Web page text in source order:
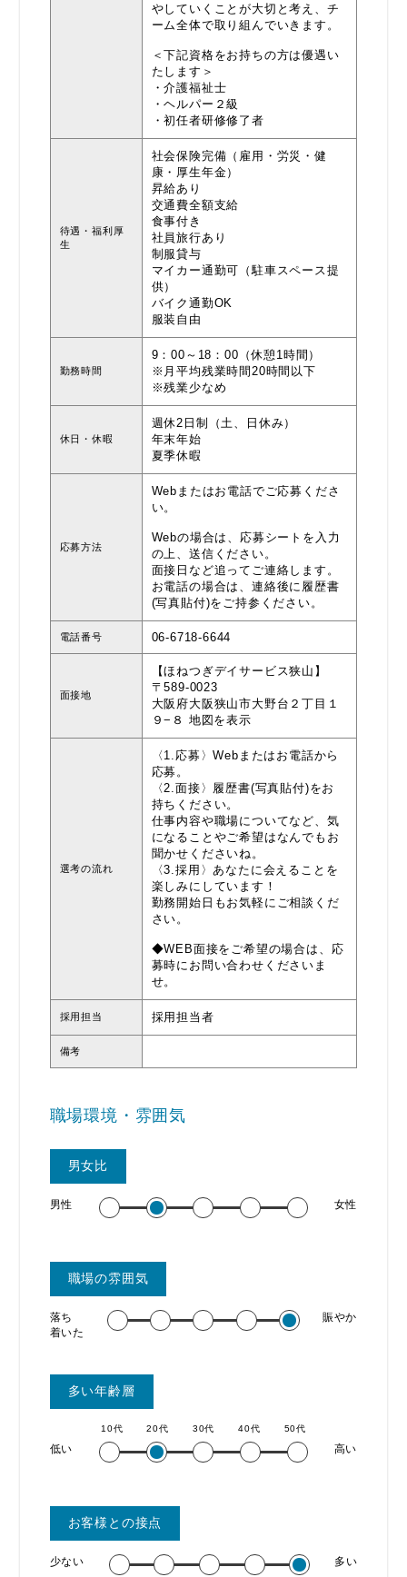
やしていくことが大切と考え、チ
ーム全体で取り組んでいきます。
＜下記資格をお持ちの方は優遇い
たします＞
・介護福祉士
・ヘルパー２級
・初任者研修修了者
待遇・福利厚
生
社会保険完備（雇用・労災・健
康・厚生年金）
昇給あり
交通費全額支給
食事付き
社員旅行あり
制服貸与
マイカー通勤可（駐車スペース提
供）
バイク通勤OK
服装自由
勤務時間
9：00～18：00（休憩1時間）
※月平均残業時間20時間以下
※残業少なめ
休日・休暇
週休2日制（土、日休み）
年末年始
夏季休暇
応募方法
Webまたはお電話でご応募くださ
い。
Webの場合は、応募シートを入力
の上、送信ください。
面接日など追ってご連絡します。
お電話の場合は、連絡後に履歴書
(写真貼付)をご持参ください。
電話番号 06-6718-6644
面接地
【ほねつぎデイサービス狭山】
〒589-0023
大阪府大阪狭山市大野台２丁目１
９−８ 地図を表示
選考の流れ
〈1.応募〉Webまたはお電話から
応募。
〈2.面接〉履歴書(写真貼付)をお
持ちください。
仕事内容や職場についてなど、気
になることやご希望はなんでもお
聞かせくださいね。
〈3.採用〉あなたに会えることを
楽しみにしています！
勤務開始日もお気軽にご相談くだ
さい。
◆WEB面接をご希望の場合は、応
募時にお問い合わせくださいま
せ。
採用担当 採用担当者
備考
職場環境・雰囲気
男女比
男性 女性
職場の雰囲気
落ち
着いた
賑やか
多い年齢層
10代 20代 30代 40代 50代
低い 高い
お客様との接点
少ない 多い